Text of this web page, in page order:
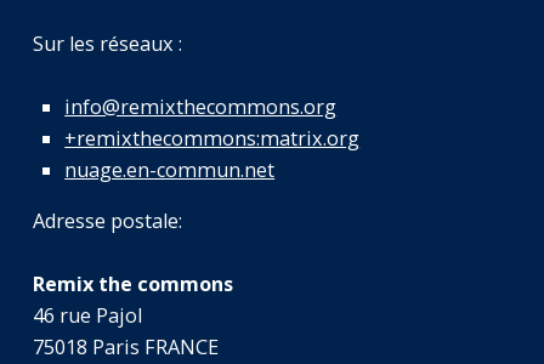
Sur les réseaux :
info@remixthecommons.org
+remixthecommons:matrix.org
nuage.en-commun.net
Adresse postale:
Remix the commons
46 rue Pajol
75018 Paris FRANCE